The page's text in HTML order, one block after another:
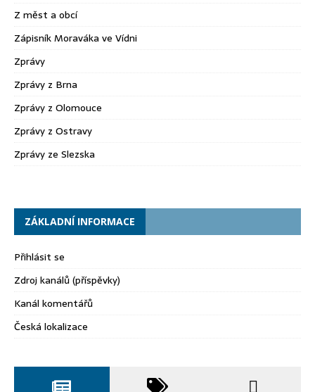
Z měst a obcí
Zápisník Moraváka ve Vídni
Zprávy
Zprávy z Brna
Zprávy z Olomouce
Zprávy z Ostravy
Zprávy ze Slezska
ZÁKLADNÍ INFORMACE
Přihlásit se
Zdroj kanálů (příspěvky)
Kanál komentářů
Česká lokalizace